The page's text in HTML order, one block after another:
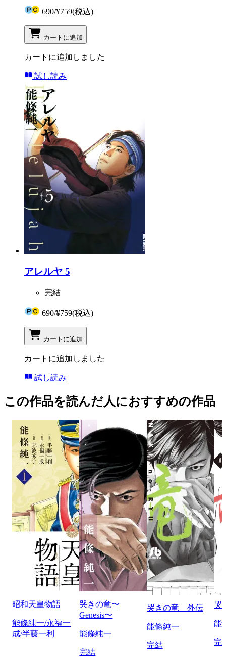
690/¥759(税込)
カートに追加
カートに追加しました
試し読み
アレルヤ 5
完結
690/¥759(税込)
カートに追加
カートに追加しました
試し読み
この作品を読んだ人におすすめの作品
昭和天皇物語
能條純一/永福一
成/半藤一利
哭きの竜〜
Genesis〜
能條純一
完結
哭きの竜 外伝
能條純一
完結
哭
能
完